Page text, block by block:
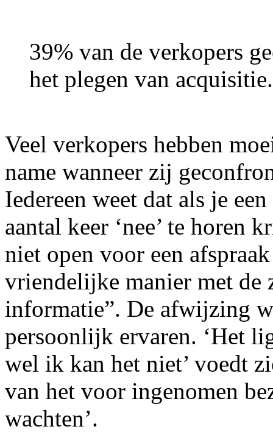
39% van de verkopers
het plegen van acquisitie.
Veel verkopers hebben
name wanneer zij
Iedereen weet dat als je
aantal keer ‘nee’ te horen
niet open voor een
vriendelijke manier met de
informatie”. De afwijzing
persoonlijk ervaren. ‘Het
wel ik kan het niet’ voedt
van het voor ingenomen
wachten’.